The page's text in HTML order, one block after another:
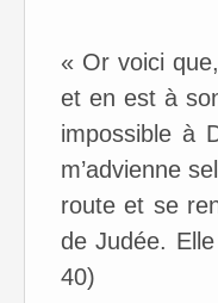
​« Or voici
et en est à
impossible à
m’advienne
route et se
de Judée.
40)